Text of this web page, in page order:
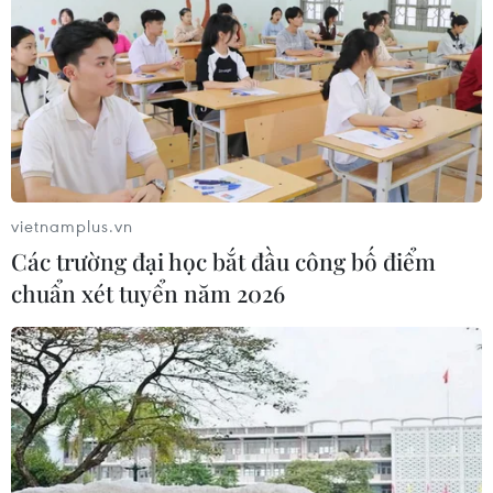
TIN LIÊN QUAN
vietnamplus.vn
Các trường đại học bắt đầu công bố điểm
chuẩn xét tuyển năm 2026